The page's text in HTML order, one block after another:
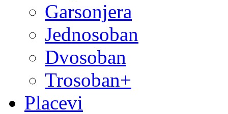
Garsonjera
Jednosoban
Dvosoban
Trosoban+
Placevi